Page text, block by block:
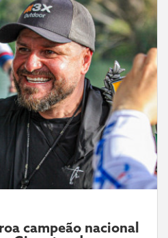
campeão nacional